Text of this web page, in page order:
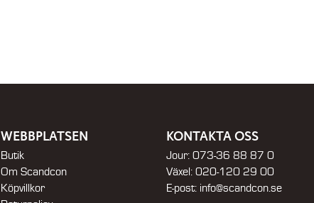
WEBBPLATSEN
Butik
Om Scandcon
Köpvillkor
KONTAKTA OSS
Jour: 073-36 88 87 0
Växel: 020-120 29 00
E-post: info@scandcon.se